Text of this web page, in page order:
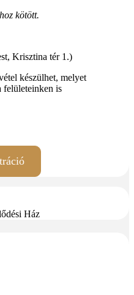
kötött.
Krisztina tér 1.)
készülhet, melyet
felületeinken is
Ház